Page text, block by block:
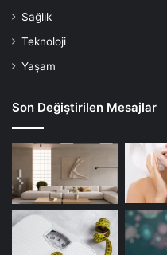
Sağlık
Teknoloji
Yaşam
Son Değiştirilen Mesajlar